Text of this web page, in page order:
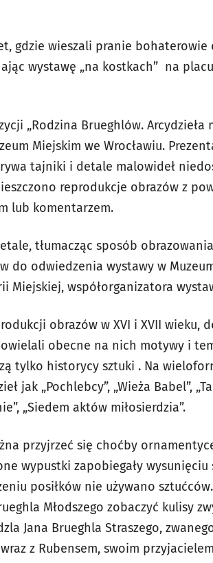
gdzie wieszali pranie bohaterowie
wystawę „na kostkach” na
„Rodzina Brueghlów.
Miejskim we Wrocławiu.
tajniki i detale malowideł
reprodukcje obrazów z
lub komentarzem.
tłumacząc sposób
do odwiedzenia wystawy w
Miejskiej, współorganizatora
obrazów w XVI i XVII wieku,
obecne na nich motywy i
tylko historycy sztuki . Na
jak „Pochlebcy”, „Wieża Babel”,
„Siedem aktów miłosierdzia”.
przyjrzeć się choćby
wypustki zapobiegały wysunięciu
posiłków nie używano
Młodszego zobaczyć kulisy
Jana Brueghla Straszego,
z Rubensem, swoim